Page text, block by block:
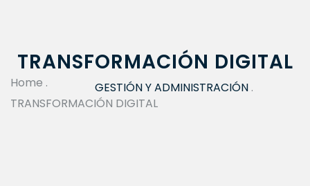
TRANSFORMACIÓN DIGITAL
Home . GESTIÓN Y ADMINISTRACIÓN.
TRANSFORMACIÓN DIGITAL